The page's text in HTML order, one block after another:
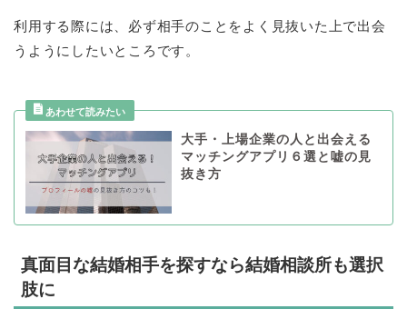
利用する際には、必ず相手のことをよく見抜いた上で出会
うようにしたいところです。
大手・上場企業の人と出会える
マッチングアプリ６選と嘘の見
抜き方
真面目な結婚相手を探すなら結婚相談所も選択
肢に